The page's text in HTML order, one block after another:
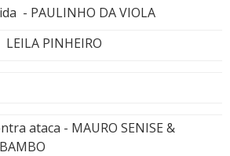
- PAULINHO DA VIOLA
PINHEIRO
ataca - MAURO SENISE &